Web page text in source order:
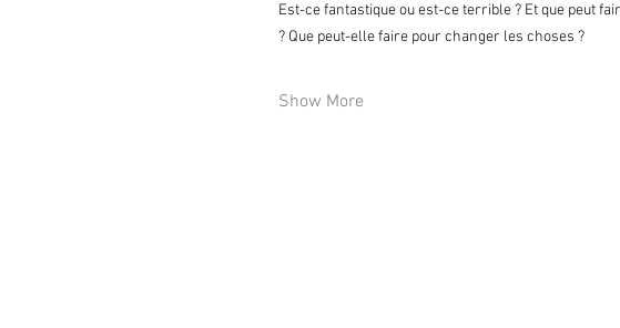
Est-ce fantastique ou est-ce terrible ? Et que peut
? Que peut-elle faire pour changer les choses ?
Show More